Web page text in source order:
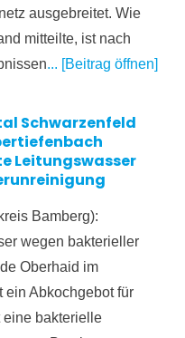
ausgebreitet. Wie
mitteilte, ist nach
... [Beitrag öffnen]
Schwarzenfeld
Leitungswasser
Bamberg):
wegen bakterieller
Oberhaid im
ein Abkochgebot für
eine bakterielle